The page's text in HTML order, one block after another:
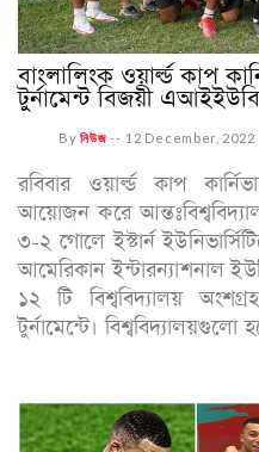
বাংলালিংক ওয়ার্ল্ড কাপ
টুর্নামেন্ট বিজয়ী এআইইউবি
Byনিউজ -- 12 December, 2022
রবিবার ওয়ার্ল্ড কাপ
আয়োজন করে
৩-২ গোলে ইস্টার্ন
আমেরিকান ইন্টারন্যাশনাল
১২ টি বিশ্ববিদ্যালয়
টুর্নামেন্টে। বিশ্ববিদ্যালয়গুলো